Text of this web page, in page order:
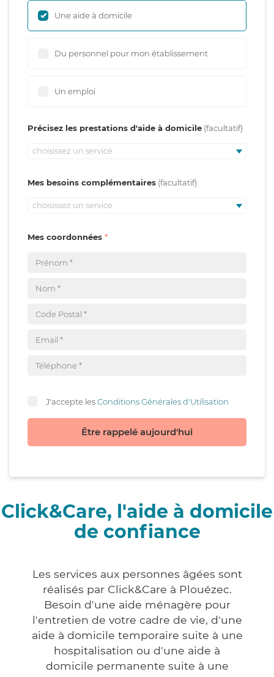
Une aide à domicile
Du personnel pour mon établissement
Un emploi
Précisez les prestations d'aide à domicile
choisissez un service
Mes besoins complémentaires
choisissez un service
Mes coordonnées
J'accepte lesConditions Générales d'Utilisation
Être rappelé aujourd'hui
Click&Care, l'aide à domicile
de confiance
Les services aux personnes âgées sont
réalisés par Click&Care à Plouézec.
Besoin d'une aide ménagère pour
l'entretien de votre cadre de vie, d'une
aide à domicile temporaire suite à une
hospitalisation ou d'une aide à
domicile permanente suite à une